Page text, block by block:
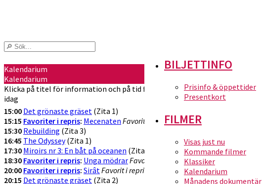
BILJETTINFO
Prisinfo & öppettider
Presentkort
FILMER
Visas just nu
Kommande filmer
Klassiker
Kalendarium
Månadens dokumentär
Kalendarium
Kalendarium
Klicka på titel för information och på tid för att köpa biljetter
idag
15:00 Det grönaste gräset (Zita 1)
15:15 Favoriter i repris: Mecenaten Favorit i repris!(Zita 2)
15:30 Rebuilding (Zita 3)
16:45 The Odyssey(Zita 1)
17:30 Miroirs nr 3: En båt på oceanen (Zita 2)
18:30 Favoriter i repris: Unga mödrarFavorit i repris!(Zita 3)
20:00 Favoriter i repris: SirâtFavorit i repris!
(Zita 1)
20:15 Det grönaste gräset (Zita 2)